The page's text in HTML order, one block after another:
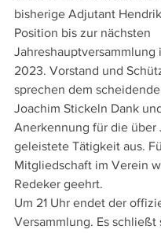
bisherige Adjutant
Position bis zur nächsten
Jahreshauptversammlung
2023. Vorstand und
sprechen dem
Joachim Stickeln Dank
Anerkennung für die über
geleistete Tätigkeit aus.
Mitgliedschaft im Verein
Redeker geehrt.
Um 21 Uhr endet der
Versammlung. Es schließt